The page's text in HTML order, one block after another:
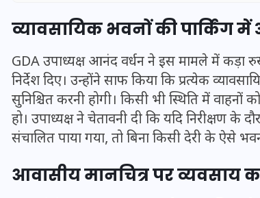
व्यावसायिक भवनों की पार्किंग में
GDA उपाध्यक्ष आनंद वर्धन ने इस मामले में कड़ा
निर्देश दिए। उन्होंने साफ किया कि प्रत्येक
सुनिश्चित करनी होगी। किसी भी स्थिति में
हो। उपाध्यक्ष ने चेतावनी दी कि यदि निरीक्षण के
संचालित पाया गया, तो बिना किसी देरी के ऐसे
आवासीय मानचित्र पर व्यवसाय